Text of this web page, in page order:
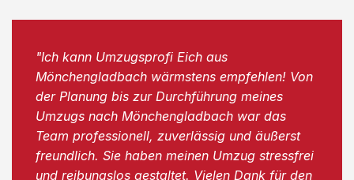
"Ich kann Umzugsprofi Eich aus
Mönchengladbach wärmstens empfehlen! Von
der Planung bis zur Durchführung meines
Umzugs nach Mönchengladbach war das
Team professionell, zuverlässig und äußerst
freundlich. Sie haben meinen Umzug stressfrei
und reibungslos gestaltet. Vielen Dank für den